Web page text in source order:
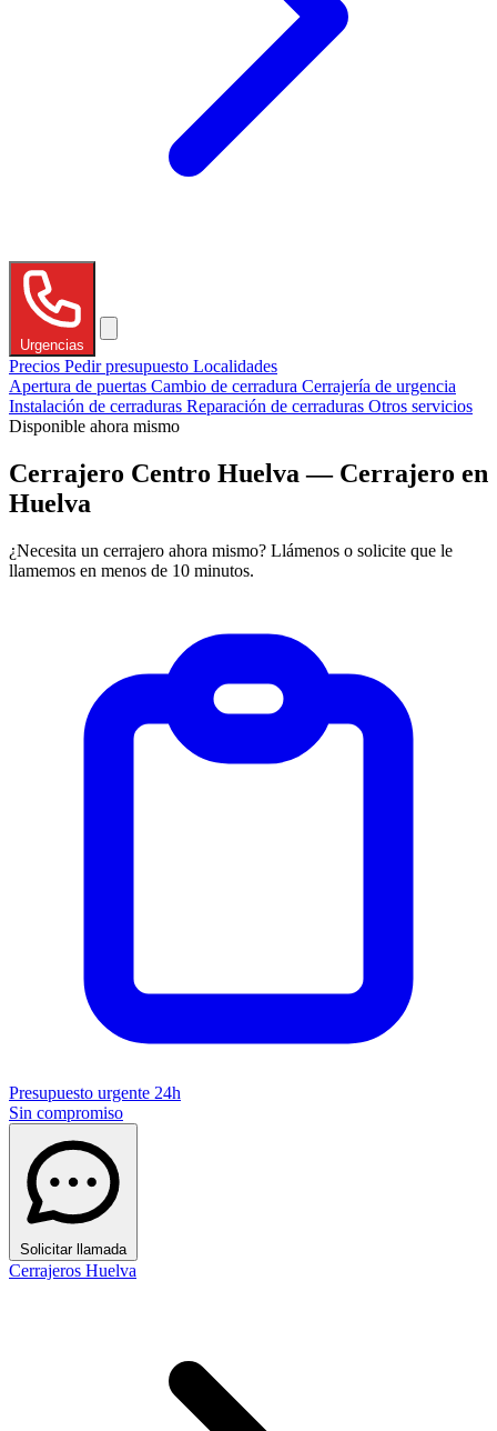
Urgencias
Precios Pedir presupuesto Localidades
Apertura de puertas Cambio de cerradura Cerrajería de urgencia
Instalación de cerraduras Reparación de cerraduras Otros servicios
Disponible ahora mismo
Cerrajero Centro Huelva — Cerrajero en
Huelva
¿Necesita un cerrajero ahora mismo? Llámenos o solicite que le
llamemos en menos de 10 minutos.
Presupuesto urgente 24h
Sin compromiso
Solicitar llamada
Cerrajeros Huelva